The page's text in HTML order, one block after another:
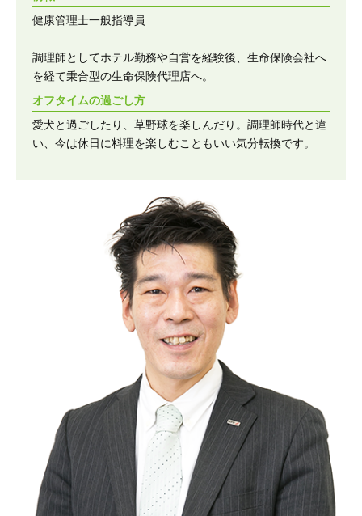
健康管理士一般指導員
調理師としてホテル勤務や自営を経験後、生命保険会社へ
を経て乗合型の生命保険代理店へ。
オフタイムの過ごし方
愛犬と過ごしたり、草野球を楽しんだり。調理師時代と違
い、今は休日に料理を楽しむこともいい気分転換です。